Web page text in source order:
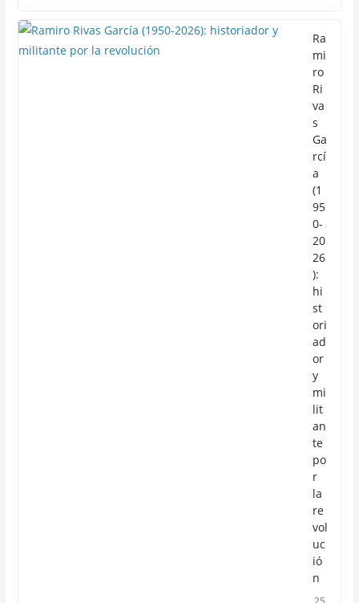
Ra
mi
ro
Ri
va
s
Ga
rcí
a
(1
95
0-
20
26
):
hi
st
ori
ad
or
y
mi
lit
an
te
po
r
la
re
vol
uc
ió
n